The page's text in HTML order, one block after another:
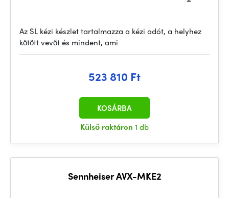
Az SL kézi készlet tartalmazza a kézi adót, a helyhez
kötött vevőt és mindent, ami
523 810 Ft
Külső raktáron 1 db
KOSÁRBA
Sennheiser AVX-MKE2